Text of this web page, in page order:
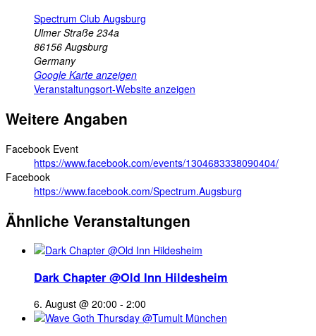
Spectrum Club Augsburg
Ulmer Straße 234a
86156 Augsburg
Germany
Google Karte anzeigen
Veranstaltungsort-Website anzeigen
Weitere Angaben
Facebook Event
https://www.facebook.com/events/1304683338090404/
Facebook
https://www.facebook.com/Spectrum.Augsburg
Ähnliche Veranstaltungen
Dark Chapter @Old Inn Hildesheim
6. August @ 20:00 - 2:00